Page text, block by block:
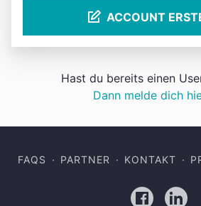
ACCOUNT
Hast du bereits einen
Dann melde dich
FAQS PARTNER KONTAKT